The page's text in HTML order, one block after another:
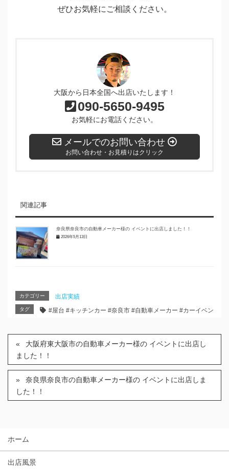
ぜひお気軽にご相談ください。
大阪から日本全国へ出店いたします！
090-5650-9495
お気軽にお電話ください。
メールでのお問い合わせ
お問い合わせ・お見積りはクリック
関連記事
奈良県奈良市の自動車メーカー様の イベントに出店しました！！
2026年5月13日
カテゴリー 出店実績
タグ #屋台 #キッチンカー #奈良市 #自動車メーカー #カーイベント
大阪府東大阪市の自動車メーカー様の イベントに出店し
ました！！
奈良県奈良市の自動車メーカー様の イベントに出店しま
した！！
ホーム
出店風景